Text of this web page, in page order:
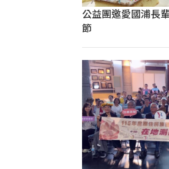
公益團邀愛國浦長
節